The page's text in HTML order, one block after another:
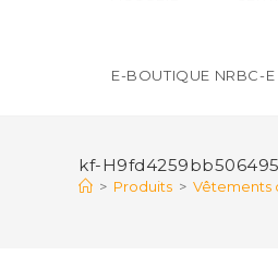
E-BOUTIQUE NRBC-E
kf-
> Produits > Vêtements